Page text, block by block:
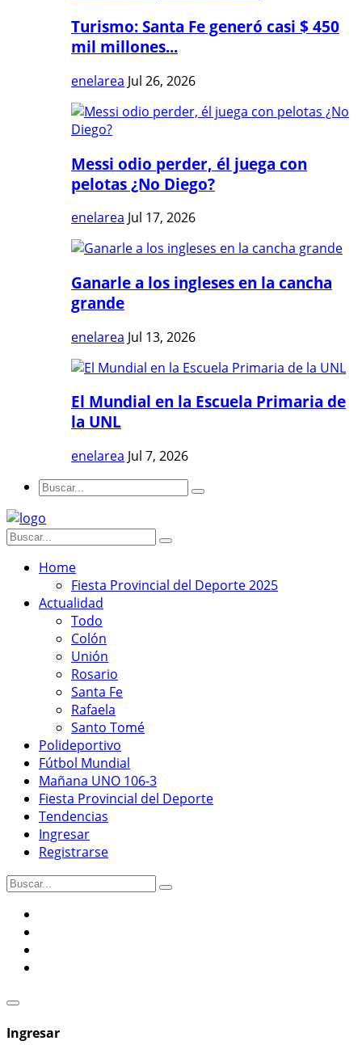
Turismo: Santa Fe generó casi $ 450
mil millones...
enelarea Jul 26, 2026
Messi odio perder, él juega con
pelotas ¿No Diego?
enelarea Jul 17, 2026
Ganarle a los ingleses en la cancha
grande
enelarea Jul 13, 2026
El Mundial en la Escuela Primaria de
la UNL
enelarea Jul 7, 2026
Home
Fiesta Provincial del Deporte 2025
Actualidad
Todo
Colón
Unión
Rosario
Santa Fe
Rafaela
Santo Tomé
Polideportivo
Fútbol Mundial
Mañana UNO 106-3
Fiesta Provincial del Deporte
Tendencias
Ingresar
Registrarse
Ingresar